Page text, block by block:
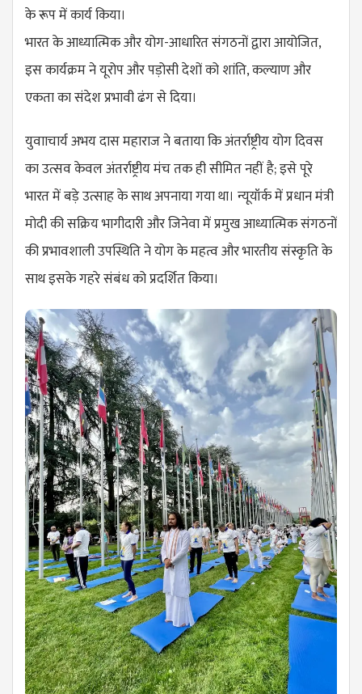
के रूप में कार्य किया।
भारत के आध्यात्मिक और योग-आधारित संगठनों द्वारा आयोजित,
इस कार्यक्रम ने यूरोप और पड़ोसी देशों को शांति, कल्याण और
एकता का संदेश प्रभावी ढंग से दिया।
युवााचार्य अभय दास महाराज ने बताया कि अंतर्राष्ट्रीय योग दिवस
का उत्सव केवल अंतर्राष्ट्रीय मंच तक ही सीमित नहीं है; इसे पूरे
भारत में बड़े उत्साह के साथ अपनाया गया था। न्यूयॉर्क में प्रधान मंत्री
मोदी की सक्रिय भागीदारी और जिनेवा में प्रमुख आध्यात्मिक संगठनों
की प्रभावशाली उपस्थिति ने योग के महत्व और भारतीय संस्कृति के
साथ इसके गहरे संबंध को प्रदर्शित किया।